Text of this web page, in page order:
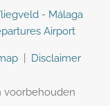
l
n
- Málaga
Airport
Disclaimer
voorbehouden